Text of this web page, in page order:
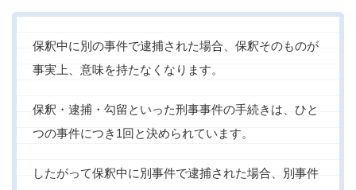
保釈中に別の事件で逮捕された場合、保釈そのものが
事実上、意味を持たなくなります。
保釈・逮捕・勾留といった刑事事件の手続きは、ひと
つの事件につき1回と決められています。
したがって保釈中に別事件で逮捕された場合、別事件